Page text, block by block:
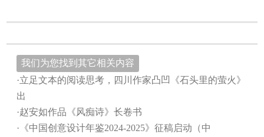
我们为您找到其它相关内容
·立足文本的阅读思考，四川作家凸凹《石头里的萤火》
出
·赵安如作品《风痴诗》长卷书
·《中国创意设计年鉴2024-2025》征稿启动（中